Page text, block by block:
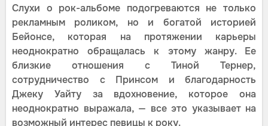
Слухи о рок-альбоме подогреваются не только
рекламным роликом, но и богатой историей
Бейонсе, которая на протяжении карьеры
неоднократно обращалась к этому жанру. Ее
близкие отношения с Тиной Тернер,
сотрудничество с Принсом и благодарность
Джеку Уайту за вдохновение, которое она
неоднократно выражала, — все это указывает на
возможный интерес певицы к року.